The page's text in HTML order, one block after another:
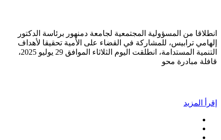
انطلاقا من المسؤولية المجتمعية لجامعة دمنهور برئاسة الدكتور
إلهامي ترابيس، للمشاركة في القضاء على الأمية تحقيقا لأهداف
التنمية المستدامة، انطلقت اليوم الثلاثاء الموافق 29 يوليو 2025،
قافلة مبادرة محو
إقرأ المزيد